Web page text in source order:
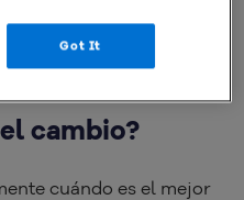
servidor dedicado
cambio?
cuándo es el mejor
Got It